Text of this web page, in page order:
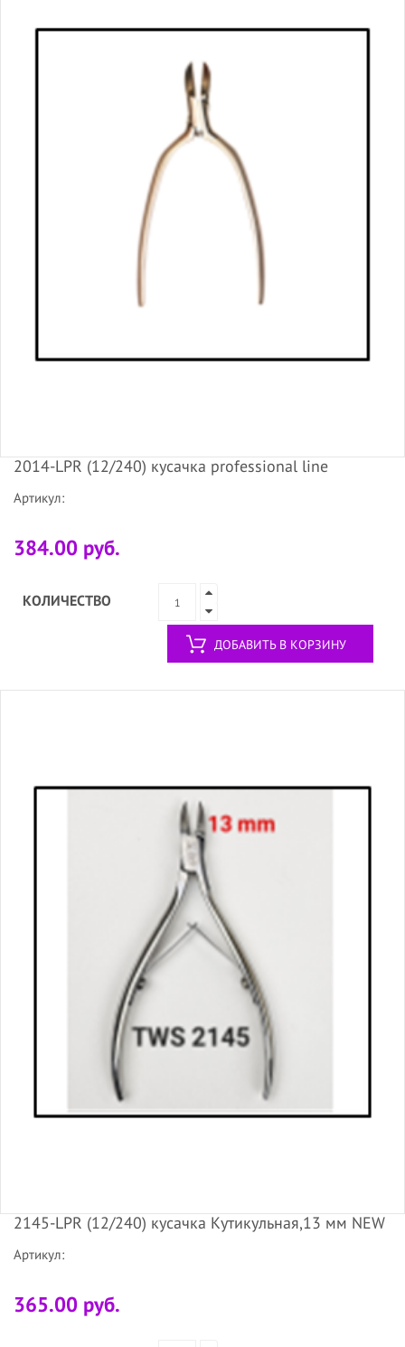
2014-LPR (12/240) кусачка professional line
Артикул:
384.00 руб.
КОЛИЧЕСТВО
ДОБАВИТЬ В КОРЗИНУ
2145-LPR (12/240) кусачка Кутикульная,13 мм NEW
Артикул:
365.00 руб.